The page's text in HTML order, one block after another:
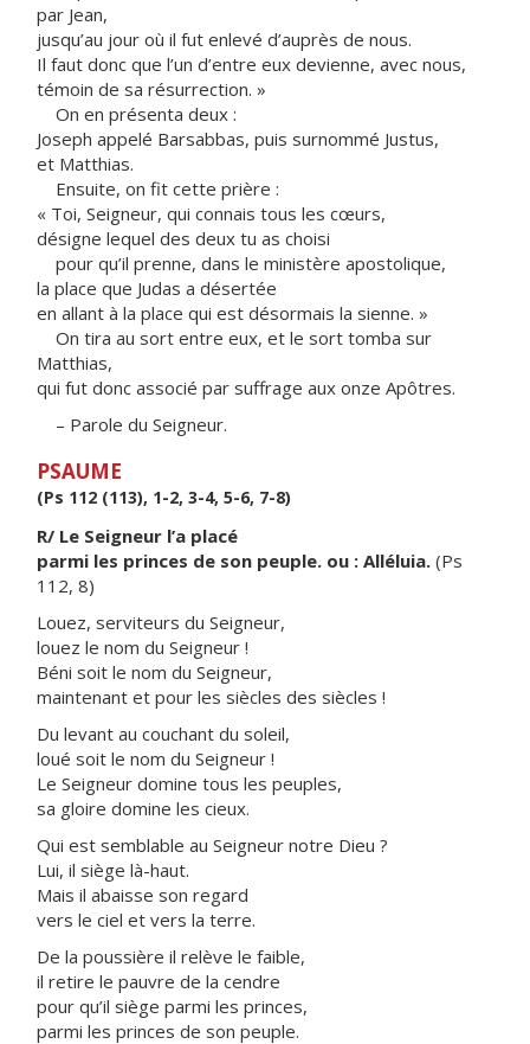
par Jean,
jusqu’au jour où il fut enlevé d’auprès de nous.
Il faut donc que l’un d’entre eux devienne, avec nous,
témoin de sa résurrection. »
On en présenta deux :
Joseph appelé Barsabbas, puis surnommé Justus,
et Matthias.
Ensuite, on fit cette prière :
« Toi, Seigneur, qui connais tous les cœurs,
désigne lequel des deux tu as choisi
pour qu’il prenne, dans le ministère apostolique,
la place que Judas a désertée
en allant à la place qui est désormais la sienne. »
On tira au sort entre eux, et le sort tomba sur
Matthias,
qui fut donc associé par suffrage aux onze Apôtres.
– Parole du Seigneur.
PSAUME
(Ps 112 (113), 1-2, 3-4, 5-6, 7-8)
R/ Le Seigneur l’a placé
parmi les princes de son peuple. ou : Alléluia. (Ps
112, 8)
Louez, serviteurs du Seigneur,
louez le nom du Seigneur !
Béni soit le nom du Seigneur,
maintenant et pour les siècles des siècles !
Du levant au couchant du soleil,
loué soit le nom du Seigneur !
Le Seigneur domine tous les peuples,
sa gloire domine les cieux.
Qui est semblable au Seigneur notre Dieu ?
Lui, il siège là-haut.
Mais il abaisse son regard
vers le ciel et vers la terre.
De la poussière il relève le faible,
il retire le pauvre de la cendre
pour qu’il siège parmi les princes,
parmi les princes de son peuple.